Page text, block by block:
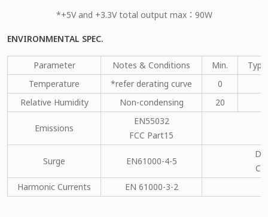
*+5V and +3.3V total output max：90W
ENVIRONMENTAL SPEC.
Parameter Notes & Conditions Min.
Type.
Temperature
*refer derating curve
0
Relative Humidity
Non-condensing 20
Emissions
EN55032
FCC Part15
Surge EN61000-4-5
Harmonic Currents
EN 61000-3-2